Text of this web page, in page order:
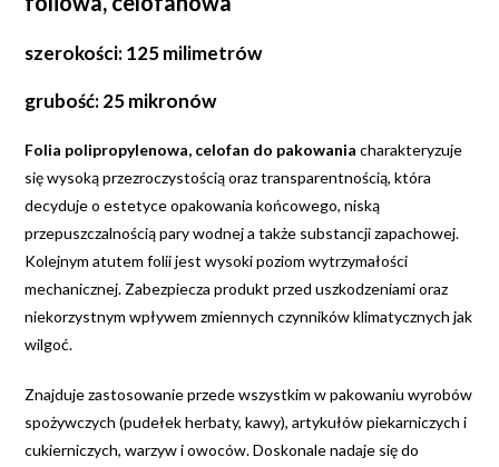
szerokości: 125 milimetrów
grubość: 25 mikronów
Folia polipropylenowa, celofan do pakowania charakteryzuje
się wysoką przezroczystością oraz transparentnością, która
decyduje o estetyce opakowania końcowego, niską
przepuszczalnością pary wodnej a także substancji zapachowej.
Kolejnym atutem folii jest wysoki poziom wytrzymałości
mechanicznej. Zabezpiecza produkt przed uszkodzeniami oraz
niekorzystnym wpływem zmiennych czynników klimatycznych jak
wilgoć.
Znajduje zastosowanie przede wszystkim w pakowaniu wyrobów
spożywczych (pudełek herbaty, kawy), artykułów piekarniczych i
cukierniczych, warzyw i owoców. Doskonale nadaje się do